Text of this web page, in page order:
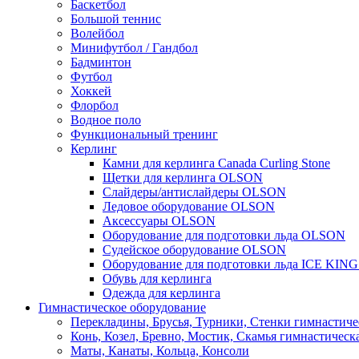
Баскетбол
Большой теннис
Волейбол
Минифутбол / Гандбол
Бадминтон
Футбол
Хоккей
Флорбол
Водное поло
Функциональный тренинг
Керлинг
Камни для керлинга Canada Curling Stone
Щетки для керлинга OLSON
Слайдеры/антислайдеры OLSON
Ледовое оборудование OLSON
Аксессуары OLSON
Оборудование для подготовки льда OLSON
Судейское оборудование OLSON
Оборудование для подготовки льда ICE
Обувь для керлинга
Одежда для керлинга
Гимнастическое оборудование
Перекладины, Брусья, Турники, Стенки
Конь, Козел, Бревно, Мостик, Скамья
Маты, Канаты, Кольца, Консоли